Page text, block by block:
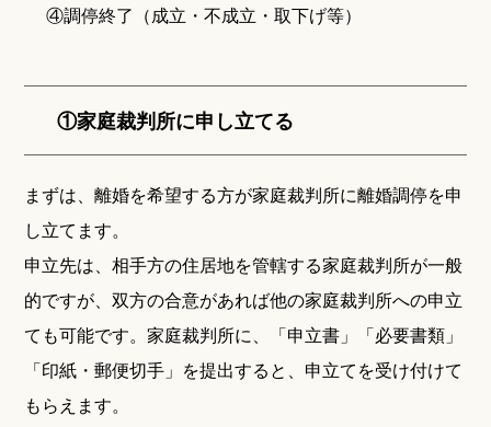
④調停終了（成立・不成立・取下げ等）
①家庭裁判所に申し立てる
まずは、離婚を希望する方が家庭裁判所に離婚調停を申
し立てます。
申立先は、相手方の住居地を管轄する家庭裁判所が一般
的ですが、双方の合意があれば他の家庭裁判所への申立
ても可能です。家庭裁判所に、「申立書」「必要書類」
「印紙・郵便切手」を提出すると、申立てを受け付けて
もらえます。